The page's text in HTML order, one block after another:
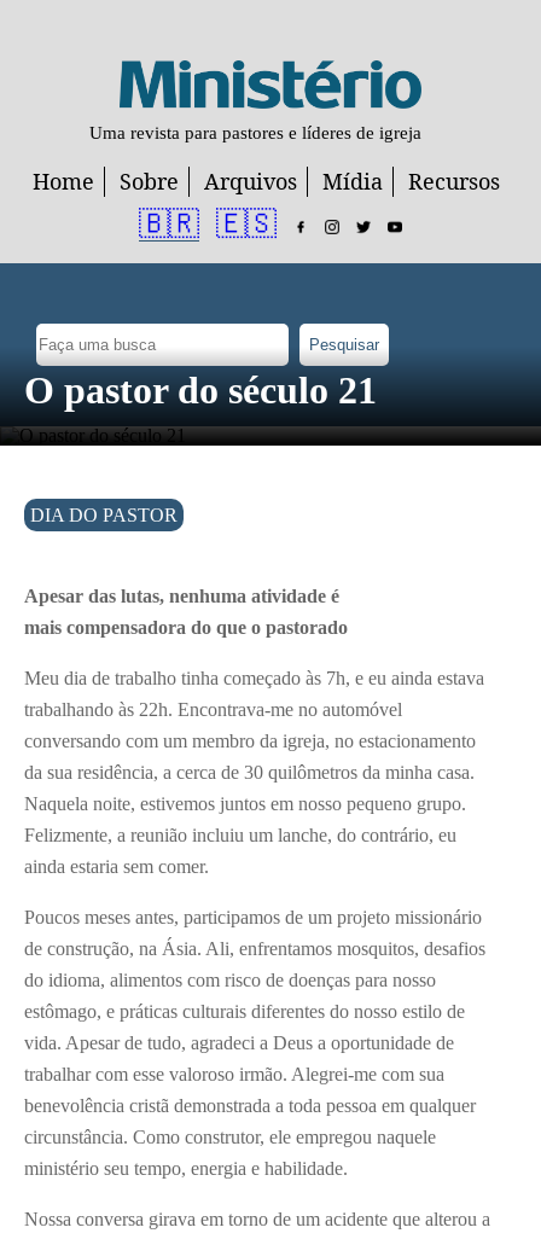
Uma revista para pastores e líderes de igreja
Home Sobre Arquivos Mídia Recursos
🇧🇷 🇪🇸
Pesquisar
O pastor do século 21
DIA DO PASTOR
Apesar das lutas, nenhuma atividade é
mais compensadora do que o pastorado
Meu dia de trabalho tinha começado às 7h, e eu ainda estava
trabalhando às 22h. Encontrava-me no automóvel
conversando com um membro da igreja, no estacionamento
da sua residência, a cerca de 30 quilômetros da minha casa.
Naquela noite, estivemos juntos em nosso pequeno grupo.
Felizmente, a reunião incluiu um lanche, do contrário, eu
ainda estaria sem comer.
Poucos meses antes, participamos de um projeto missionário
de construção, na Ásia. Ali, enfrentamos mosquitos, desafios
do idioma, alimentos com risco de doenças para nosso
estômago, e práticas culturais diferentes do nosso estilo de
vida. Apesar de tudo, agradeci a Deus a oportunidade de
trabalhar com esse valoroso irmão. Alegrei-me com sua
benevolência cristã demonstrada a toda pessoa em qualquer
circunstância. Como construtor, ele empregou naquele
ministério seu tempo, energia e habilidade.
Nossa conversa girava em torno de um acidente que alterou a